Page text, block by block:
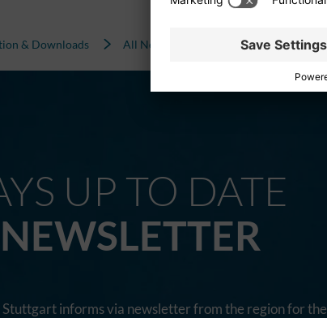
& Downloads All News
UP TO DATE
informs via newsletter from the region for the